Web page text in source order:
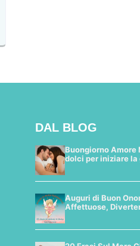
DAL BLOG
Buongiorno Amore
dolci per iniziare
Auguri di Buon
Affettuose,